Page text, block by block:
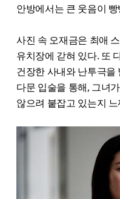
안방에서는 큰 웃음이
사진 속 오재금은 최애
유치장에 갇혀 있다. 또
건장한 사내와 난투극을
다문 입술을 통해, 그녀
않으려 붙잡고 있는지